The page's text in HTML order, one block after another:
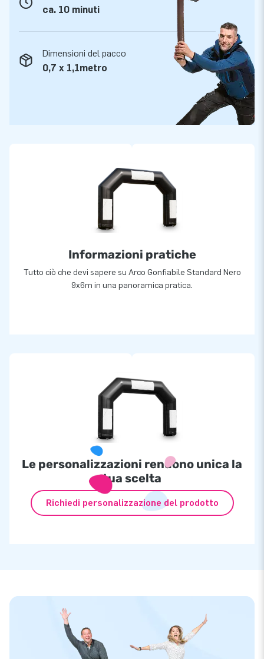
ca. 10 minuti
Dimensioni del pacco
0,7 x 1,1metro
Informazioni pratiche
Tutto ciò che devi sapere su Arco Gonfiabile Standard Nero
9x6m in una panoramica pratica.
Le personalizzazioni rendono unica la
tua scelta
Richiedi personalizzazione del prodotto